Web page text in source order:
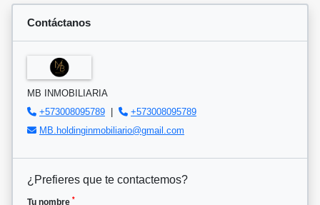
Contáctanos
MB INMOBILIARIA
+573008095789 |
+573008095789
MB.holdinginmobiliario@gmail.com
¿Prefieres que te contactemos?
Tu nombre *